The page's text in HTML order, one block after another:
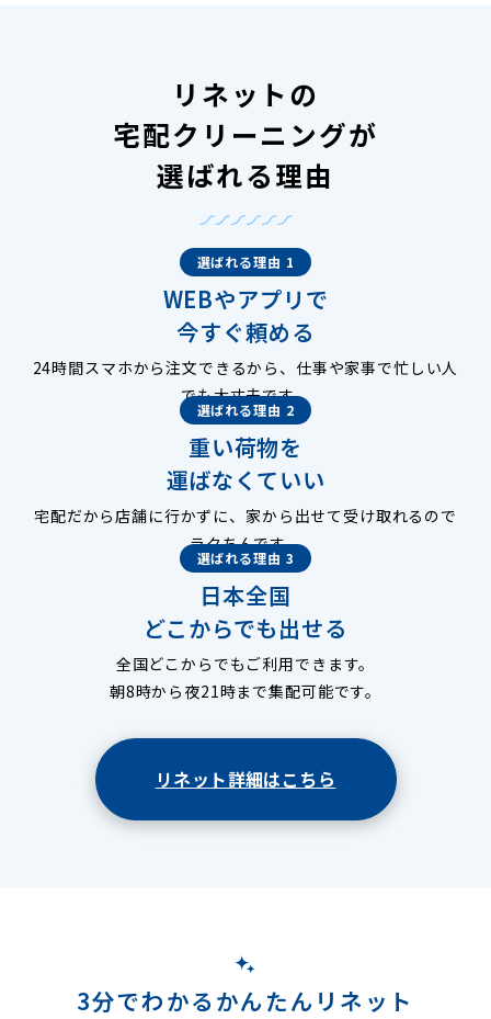
リネットの
宅配クリーニングが
選ばれる理由
選ばれる理由 1
WEBやアプリで
今すぐ頼める
24時間スマホから注文できるから、仕事や家事で忙しい人
でも大丈夫です。
選ばれる理由 2
重い荷物を
運ばなくていい
宅配だから店舗に行かずに、家から出せて受け取れるので
ラクちんです。
選ばれる理由 3
日本全国
どこからでも出せる
全国どこからでもご利用できます。
朝8時から夜21時まで集配可能です。
リネット詳細はこちら
3分でわかるかんたんリネット